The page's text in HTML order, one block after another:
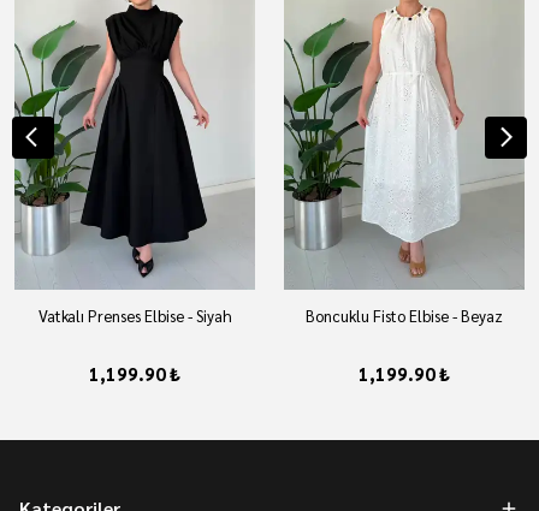
Vatkalı Prenses Elbise - Siyah
1,199.90 ₺
Boncuklu Fisto Elbise - Beyaz
1,199.90 ₺